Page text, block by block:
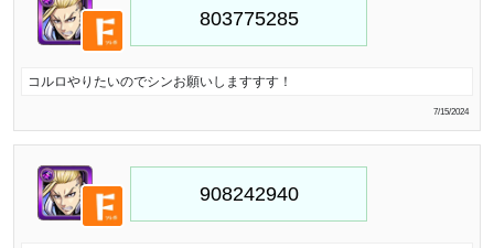
コルロやりたいのでシンお願いしますすす！
7/15/2024